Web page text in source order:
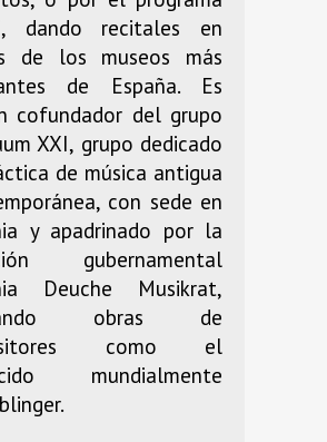
dando recitales en
de los museos más
de España. Es
cofundador del grupo
XXI, grupo dedicado
de música antigua
con sede en
y apadrinado por la
gubernamental
Deuche Musikrat,
obras de
como el
mundialmente